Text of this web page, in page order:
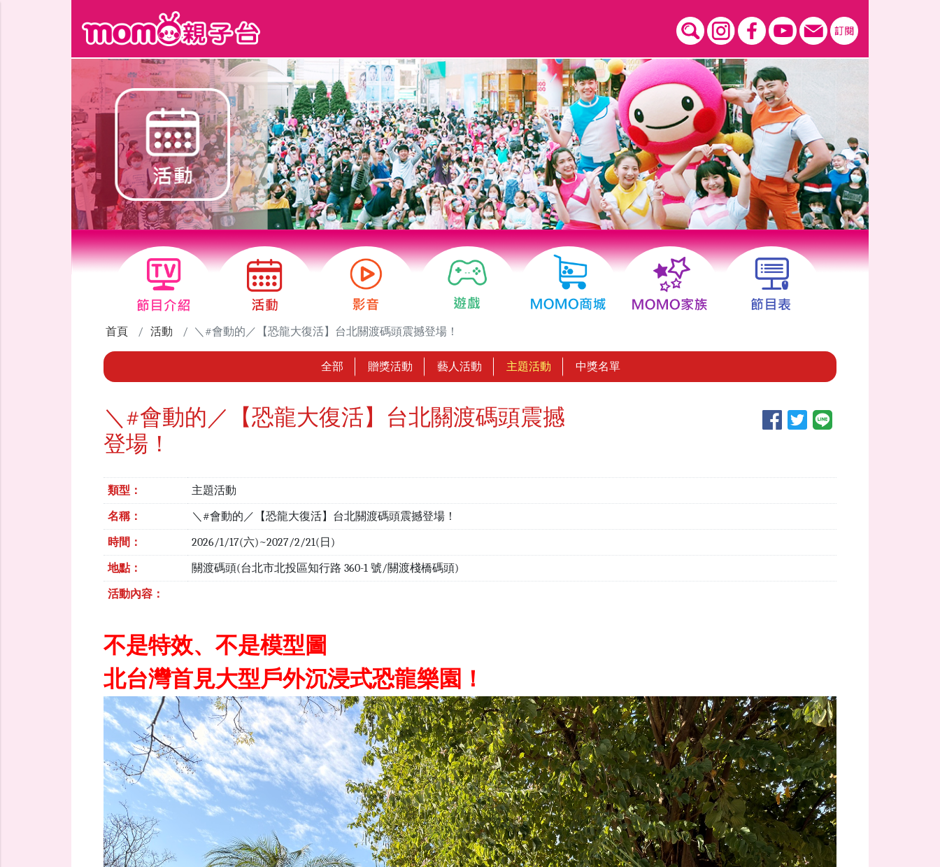
首頁 活動 ＼#會動的／【恐龍大復活】台北關渡碼頭震撼登場！
全部 贈獎活動 藝人活動 主題活動 中獎名單
＼#會動的／【恐龍大復活】台北關渡碼頭震撼
登場！
類型： 主題活動
名稱： ＼#會動的／【恐龍大復活】台北關渡碼頭震撼登場！
時間： 2026/1/17(六)~2027/2/21(日)
地點： 關渡碼頭(台北市北投區知行路 360-1 號/關渡棧橋碼頭)
活動內容：
不是特效、不是模型圖
北台灣首見大型戶外沉浸式恐龍樂園！